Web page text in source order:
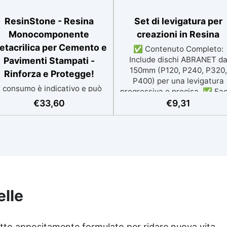
ResinStone - Resina
Monocomponente
per Cemento e
Pavimenti Stampati -
Rinforza e Protegge!
consumo è indicativo e può
variare in base al grado di
assorbimento della
due mani. ✅ Resina
€33,60
Set di levigatura per
creazioni in Resina
✅ Contenuto Completo:
Include dischi ABRANET da
150mm (P120, P240, P320,
P400) per una levigatura
progressiva e precisa. ✅
da Usare: Inizia con la
bassa (P120) per
€9,31